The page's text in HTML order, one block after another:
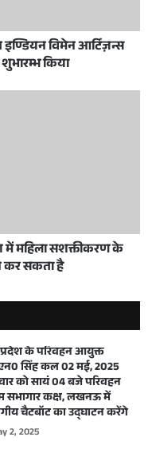
इण्डियन विमेन आर्टिज़न्स
किया
में महिला सशक्तीकरण के
कर सकता है
प्रदेश के परिवहन आयुक्त
सिंह कल 02 मई, 2025
को सायं 04 बजे परिवहन
सभागार कक्ष, लखनऊ में
चैटबॉट का उद्घाटन करेंगे
2, 2025